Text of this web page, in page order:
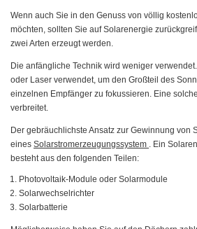
Wenn auch Sie in den Genuss von völlig
möchten, sollten Sie auf Solarenergie
zwei Arten erzeugt werden.
Die anfängliche Technik wird weniger
oder Laser verwendet, um den Großteil des
einzelnen Empfänger zu fokussieren. Eine
verbreitet.
Der gebräuchlichste Ansatz zur Gewinnung von
eines Solarstromerzeugungssystem . Ein
besteht aus den folgenden Teilen:
Photovoltaik-Module oder Solarmodule
Solarwechselrichter
Solarbatterie